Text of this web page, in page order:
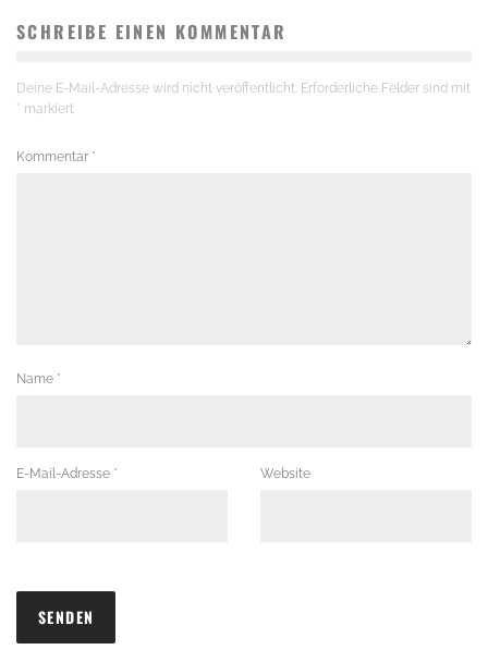
SCHREIBE EINEN KOMMENTAR
Deine E-Mail-Adresse wird nicht veröffentlicht. Erforderliche Felder sind mit
* markiert
Kommentar *
Name *
E-Mail-Adresse * Website